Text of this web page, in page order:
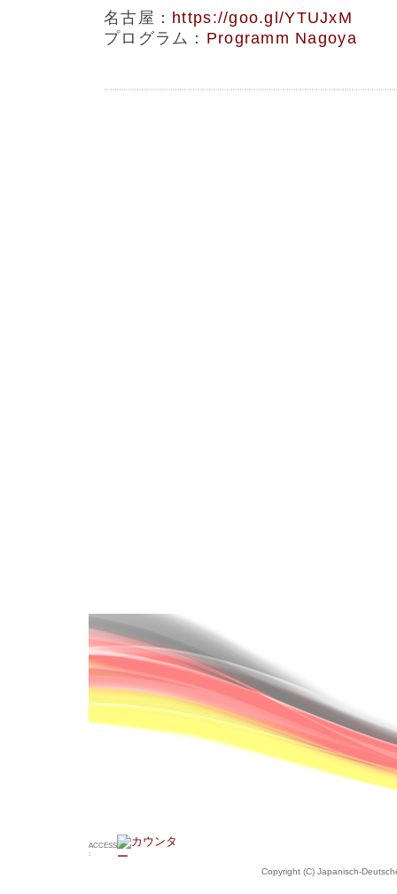
名古屋： https://goo.gl/YTUJxM
プログラム： Programm Nagoya
ACCESS
:
Copyright (C) Japanisch-